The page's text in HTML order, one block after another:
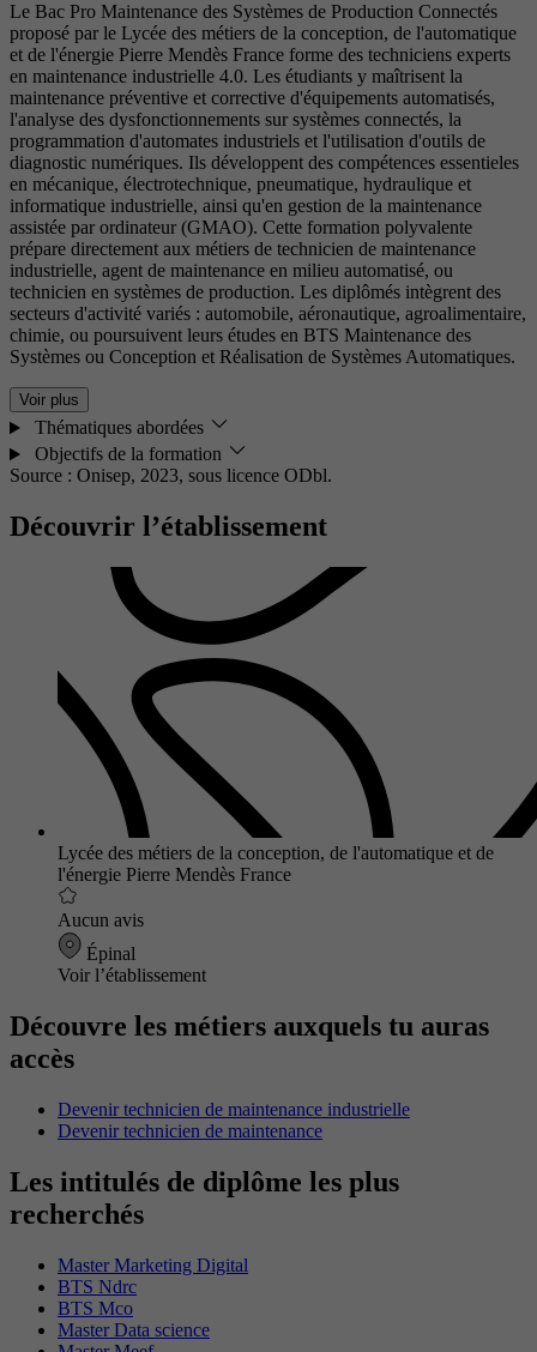
Le Bac Pro Maintenance des Systèmes de Production Connectés
proposé par le Lycée des métiers de la conception, de l'automatique
et de l'énergie Pierre Mendès France forme des techniciens experts
en maintenance industrielle 4.0. Les étudiants y maîtrisent la
maintenance préventive et corrective d'équipements automatisés,
l'analyse des dysfonctionnements sur systèmes connectés, la
programmation d'automates industriels et l'utilisation d'outils de
diagnostic numériques. Ils développent des compétences essentieles
en mécanique, électrotechnique, pneumatique, hydraulique et
informatique industrielle, ainsi qu'en gestion de la maintenance
assistée par ordinateur (GMAO). Cette formation polyvalente
prépare directement aux métiers de technicien de maintenance
industrielle, agent de maintenance en milieu automatisé, ou
technicien en systèmes de production. Les diplômés intègrent des
secteurs d'activité variés : automobile, aéronautique, agroalimentaire,
chimie, ou poursuivent leurs études en BTS Maintenance des
Systèmes ou Conception et Réalisation de Systèmes Automatiques.
Voir plus
Thématiques abordées
Objectifs de la formation
Source : Onisep, 2023, sous licence ODbl.
Découvrir l’établissement
Lycée des métiers de la conception, de l'automatique et de
l'énergie Pierre Mendès France
Aucun avis
Épinal
Voir l’établissement
Découvre les métiers auxquels tu auras
accès
Devenir technicien de maintenance industrielle
Devenir technicien de maintenance
Les intitulés de diplôme les plus
recherchés
Master Marketing Digital
BTS Ndrc
BTS Mco
Master Data science